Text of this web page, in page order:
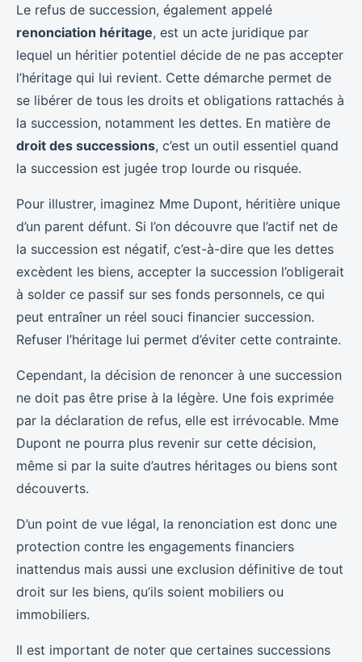
Le refus de succession, également appelé
renonciation héritage, est un acte juridique par
lequel un héritier potentiel décide de ne pas accepter
l’héritage qui lui revient. Cette démarche permet de
se libérer de tous les droits et obligations rattachés à
la succession, notamment les dettes. En matière de
droit des successions, c’est un outil essentiel quand
la succession est jugée trop lourde ou risquée.
Pour illustrer, imaginez Mme Dupont, héritière unique
d’un parent défunt. Si l’on découvre que l’actif net de
la succession est négatif, c’est-à-dire que les dettes
excèdent les biens, accepter la succession l’obligerait
à solder ce passif sur ses fonds personnels, ce qui
peut entraîner un réel souci financier succession.
Refuser l’héritage lui permet d’éviter cette contrainte.
Cependant, la décision de renoncer à une succession
ne doit pas être prise à la légère. Une fois exprimée
par la déclaration de refus, elle est irrévocable. Mme
Dupont ne pourra plus revenir sur cette décision,
même si par la suite d’autres héritages ou biens sont
découverts.
D’un point de vue légal, la renonciation est donc une
protection contre les engagements financiers
inattendus mais aussi une exclusion définitive de tout
droit sur les biens, qu’ils soient mobiliers ou
immobiliers.
Il est important de noter que certaines successions